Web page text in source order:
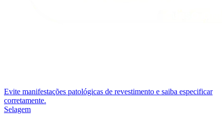
Evite manifestações patológicas de revestimento e saiba especificar
corretamente.
Selagem